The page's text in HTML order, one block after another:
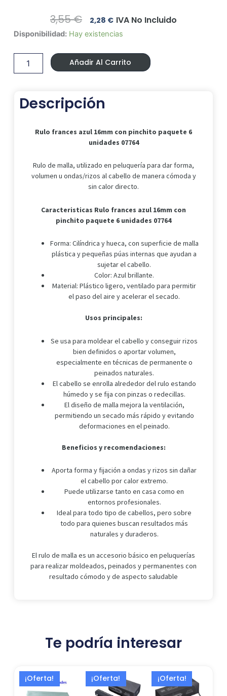
3,55€ El
Precio
Original
Era:
3,55 €.
2,28 €El
Precio
Actual
Es:
2,28 €.
IVA No Incluido
Disponibilidad: Hay existencias
Rulo
azul
16mm
con
cantidad
Añadir Al Carrito
Descripción
Rulo frances azul 16mm con pinchito paquete 6
unidades 07764
Rulo de malla, utilizado en peluquería para dar forma,
volumen u ondas/rizos al cabello de manera cómoda y
sin calor directo.
Caracteristicas Rulo frances azul 16mm con
pinchito paquete 6 unidades 07764
Forma: Cilíndrica y hueca, con superficie de malla
plástica y pequeñas púas internas que ayudan a
sujetar el cabello.
Color: Azul brillante.
Material: Plástico ligero, ventilado para permitir
el paso del aire y acelerar el secado.
Usos principales:
Se usa para moldear el cabello y conseguir rizos
bien definidos o aportar volumen,
especialmente en técnicas de permanente o
peinados naturales.
El cabello se enrolla alrededor del rulo estando
húmedo y se fija con pinzas o redecillas.
El diseño de malla mejora la ventilación,
permitiendo un secado más rápido y evitando
deformaciones en el peinado.
Beneficios y recomendaciones:
Aporta forma y fijación a ondas y rizos sin dañar
el cabello por calor extremo.
Puede utilizarse tanto en casa como en
entornos profesionales.
Ideal para todo tipo de cabellos, pero sobre
todo para quienes buscan resultados más
naturales y duraderos.
El rulo de malla es un accesorio básico en peluquerías
para realizar moldeados, peinados y permanentes con
resultado cómodo y de aspecto saludable
Te podría interesar
¡Oferta!
El
precio
precio
¡Oferta!
precio
El
precio
¡Oferta!
precio
precio